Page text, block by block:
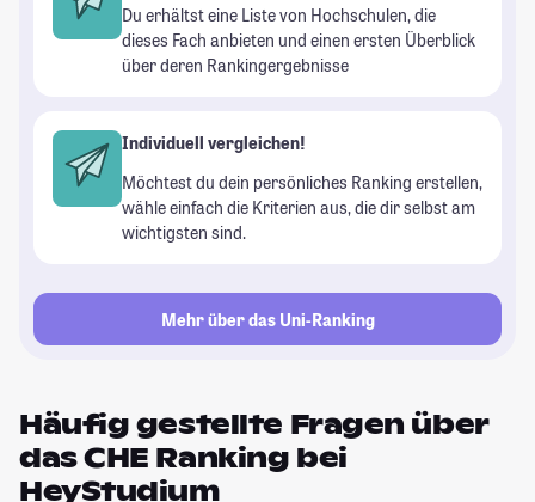
Du erhältst eine Liste von Hochschulen, die
dieses Fach anbieten und einen ersten Überblick
über deren Rankingergebnisse
Individuell vergleichen!
Möchtest du dein persönliches Ranking erstellen,
wähle einfach die Kriterien aus, die dir selbst am
wichtigsten sind.
Mehr über das Uni-Ranking
Häufig gestellte Fragen über
das CHE Ranking bei
HeyStudium